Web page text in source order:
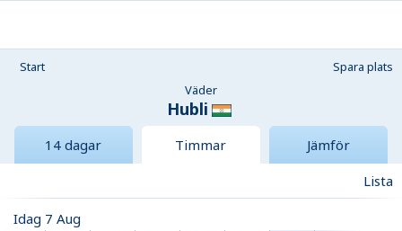
Start
Spara plats
Väder
Hubli
14 dagar Timmar
Jämför
Lista
Idag 7 Aug